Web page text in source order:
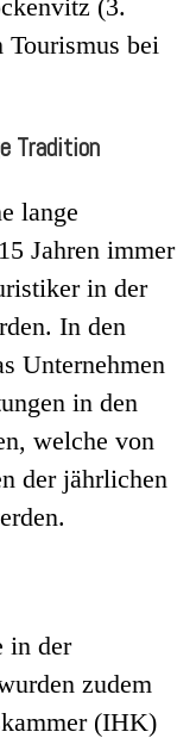
(3.
bei
Tradition
lange
Jahren immer
in der
In den
Unternehmen
in den
welche von
der jährlichen
in der
zudem
(IHK)